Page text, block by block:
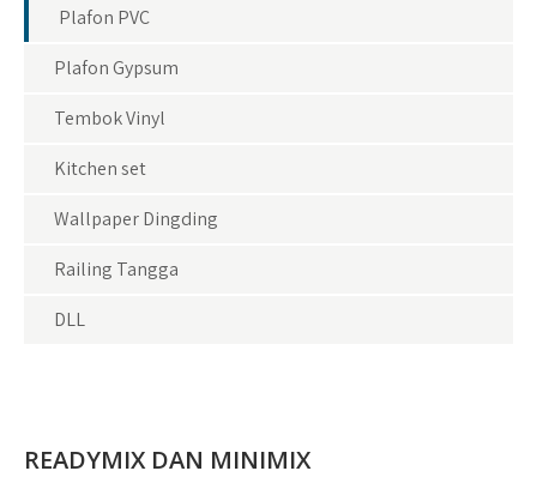
Plafon PVC
Plafon Gypsum
Tembok Vinyl
Kitchen set
Wallpaper Dingding
Railing Tangga
DLL
READYMIX DAN MINIMIX